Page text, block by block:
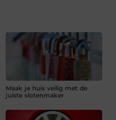
Maak je huis veilig met de
juiste slotenmaker